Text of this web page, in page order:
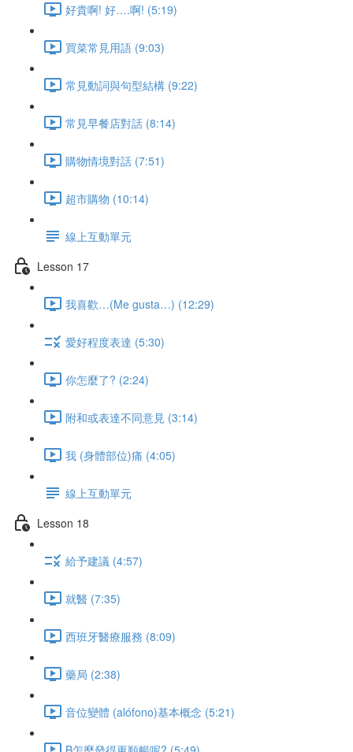
好貴啊! 好….啊! (5:19)
買菜常見用語 (9:03)
常見動詞與句型結構 (9:22)
常見早餐店對話 (8:14)
購物情境對話 (7:51)
超市購物 (10:14)
線上互動單元
Lesson 17
我喜歡…(Me gusta…) (12:29)
愛好程度表達 (5:30)
你怎麼了? (2:24)
附和或表達不同意見 (3:14)
我 (身體部位)痛 (4:05)
線上互動單元
Lesson 18
給予建議 (4:57)
就醫 (7:35)
西班牙醫療服務 (8:09)
藥局 (2:38)
音位變體 (alófono)基本概念 (5:21)